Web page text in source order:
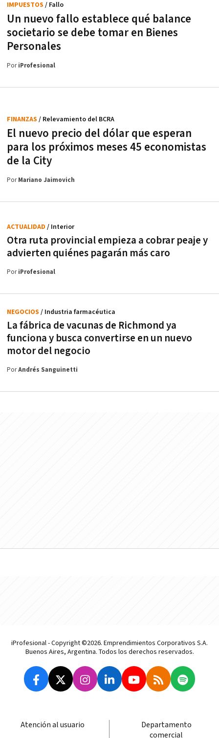
Un nuevo fallo establece qué balance
societario se debe tomar en Bienes
Personales
IMPUESTOS / Fallo
PoriProfesional
El nuevo precio del dólar que esperan
para los próximos meses 45 economistas
de la City
FINANZAS / Relevamiento del BCRA
PorMariano Jaimovich
Otra ruta provincial empieza a cobrar peaje y
advierten quiénes pagarán más caro
ACTUALIDAD / Interior
PoriProfesional
La fábrica de vacunas de Richmond ya
funciona y busca convertirse en un nuevo
motor del negocio
NEGOCIOS / Industria farmacéutica
PorAndrés Sanguinetti
iProfesional - Copyright ©2026. Emprendimientos Corporativos S.A.
Buenos Aires, Argentina. Todos los derechos reservados.
Atención al usuario
Departamento
comercial